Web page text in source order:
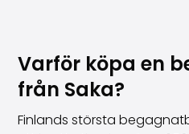
Varför köpa en
från Saka?
Finlands största